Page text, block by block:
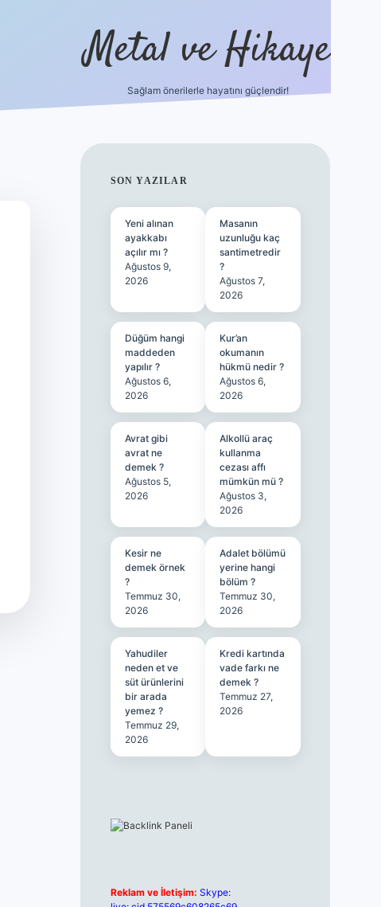
Metal ve Hikaye
Sağlam önerilerle hayatını güçlendir!
SIDEBAR
SON YAZILAR
Yeni alınan
ayakkabı
açılır mı ?
Ağustos 9,
2026
Masanın
uzunluğu kaç
santimetredir
?
Ağustos 7,
2026
Düğüm hangi
maddeden
yapılır ?
Ağustos 6,
2026
Kur’an
okumanın
hükmü nedir ?
Ağustos 6,
2026
Avrat gibi
avrat ne
demek ?
Ağustos 5,
2026
Alkollü araç
kullanma
cezası affı
mümkün mü ?
Ağustos 3,
2026
Kesir ne
demek örnek
?
Temmuz 30,
2026
Adalet bölümü
yerine hangi
bölüm ?
Temmuz 30,
2026
Yahudiler
neden et ve
süt ürünlerini
bir arada
yemez ?
Temmuz 29,
2026
Kredi kartında
vade farkı ne
demek ?
Temmuz 27,
2026
Reklam ve İletişim: Skype:
famecasino